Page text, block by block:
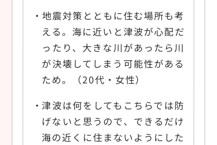
地震対策とともに住む場所も考
える。海に近いと津波が心配だ
ったり、大きな川があったら川
が決壊してしまう可能性がある
ため。（20代・女性）
津波は何をしてもこちらでは防
げないと思うので、できるだけ
海の近くに住まないようにした